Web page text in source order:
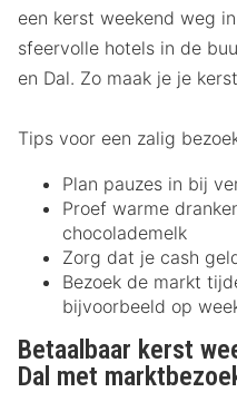
een kerst weekend weg
sfeervolle hotels in de
en Dal. Zo maak je je
Tips voor een zalig
Plan pauzes in bij
Proef warme
chocolademelk
Zorg dat je cash
Bezoek de markt
bijvoorbeeld op
Betaalbaar kerst
Dal met